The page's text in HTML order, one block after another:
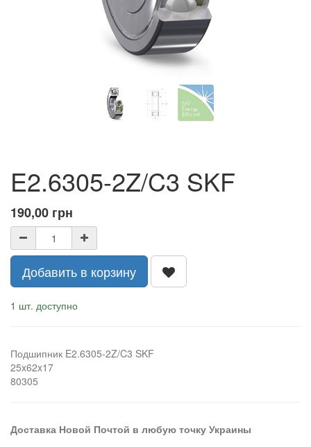
E2.6305-2Z/C3 SKF
190,00 грн
Добавить в корзину
1 шт. доступно
Подшипник E2.6305-2Z/C3 SKF
25x62x17
80305
Доставка Новой Почтой в любую точку Украины